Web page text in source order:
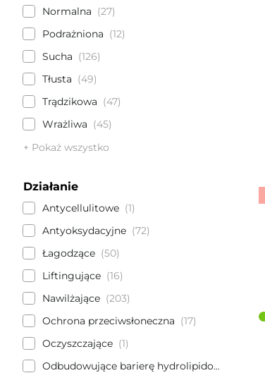
Normalna
27
Podrażniona
12
Sucha
126
Tłusta
49
Trądzikowa
47
Wrażliwa
45
+ Pokaż wszystko
Działanie
Antycellulitowe
1
Antyoksydacyjne
72
Łagodzące
50
Liftingujące
16
Nawilżające
203
Ochrona przeciwsłoneczna
17
Oczyszczające
1
Odbudowujące barierę hydrolipidową